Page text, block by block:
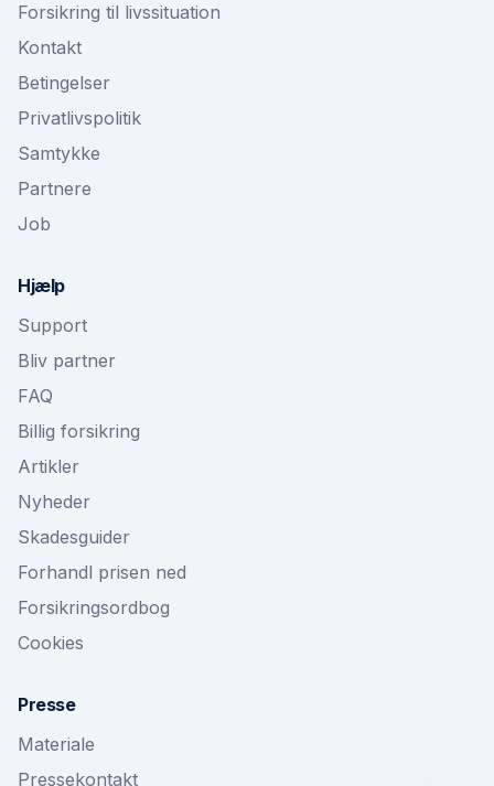
Forsikring til livssituation
Kontakt
Betingelser
Privatlivspolitik
Samtykke
Partnere
Job
Hjælp
Support
Bliv partner
FAQ
Billig forsikring
Artikler
Nyheder
Skadesguider
Forhandl prisen ned
Forsikringsordbog
Cookies
Presse
Materiale
Pressekontakt